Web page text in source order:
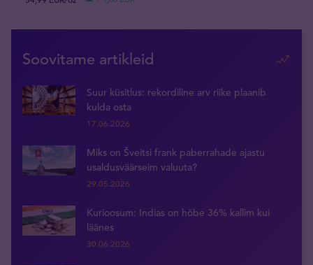
Soovitame artikleid
Suur küsitlus: rekordiline arv riike plaanib
kulda osta
17.06.2026
Miks on Šveitsi frank paberrahade ajastu
usaldusväärseim valuuta?
29.05.2026
Kurioosum: Indias on hõbe 36% kallim kui
läänes
30.06.2026